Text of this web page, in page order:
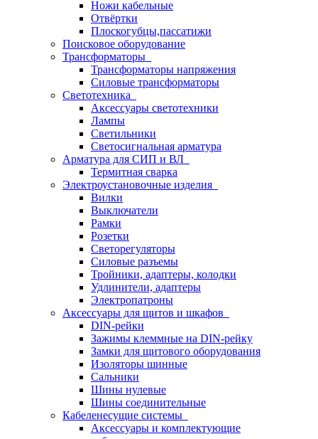
Ножи кабельные
Отвёртки
Плоскогубцы,пассатижи
Поисковое оборудование
Трансформаторы
Трансформаторы напряжения
Силовые трансформаторы
Светотехника
Аксессуары светотехники
Лампы
Светильники
Светосигнальная арматура
Арматура для СИП и ВЛ
Термитная сварка
Электроустановочные изделия
Вилки
Выключатели
Рамки
Розетки
Светорегуляторы
Силовые разъемы
Тройники, адаптеры, колодки
Удлинители, адаптеры
Электропатроны
Аксессуары для щитов и шкафов
DIN-рейки
Зажимы клеммные на DIN-рейку
Замки для щитового оборудования
Изоляторы шинные
Сальники
Шины нулевые
Шины соединительные
Кабеленесущие системы
Аксессуары и комплектующие